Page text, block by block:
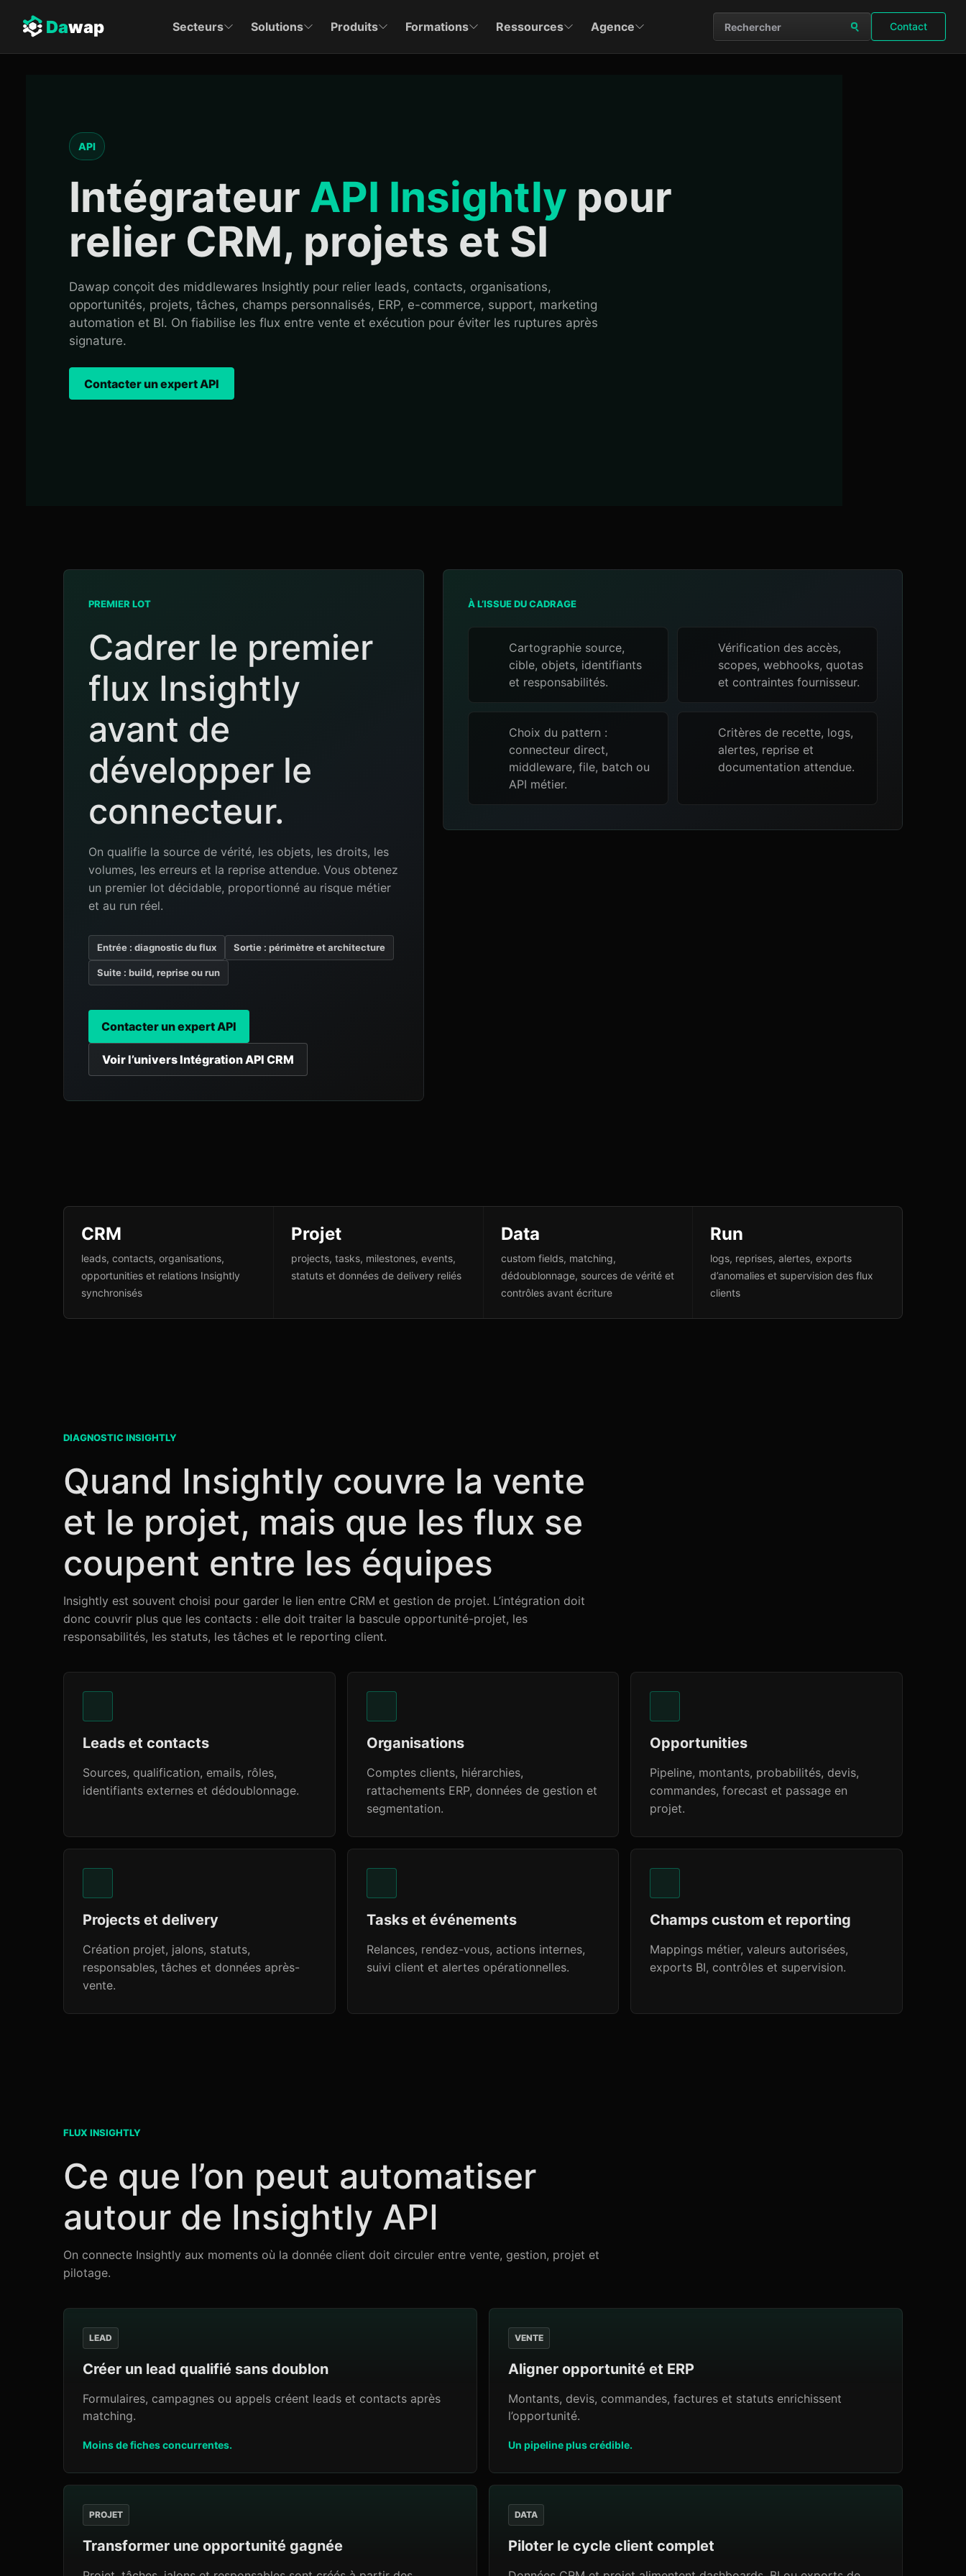
Dawap Secteurs Solutions Produits Formations Ressources Agence
Rechercher sur le site
Contact
API
Intégrateur API Insightly pour
relier CRM, projets et SI
Dawap conçoit des middlewares Insightly pour relier leads, contacts, organisations,
opportunités, projets, tâches, champs personnalisés, ERP, e-commerce, support, marketing
automation et BI. On fiabilise les flux entre vente et exécution pour éviter les ruptures après
signature.
Contacter un expert API
PREMIER LOT
Cadrer le premier
flux Insightly
avant de
développer le
connecteur.
On qualifie la source de vérité, les objets, les droits, les
volumes, les erreurs et la reprise attendue. Vous obtenez
un premier lot décidable, proportionné au risque métier
et au run réel.
Entrée : diagnostic du flux Sortie : périmètre et architecture
Suite : build, reprise ou run
Contacter un expert API
Voir l’univers Intégration API CRM
À L’ISSUE DU CADRAGE
Cartographie source,
cible, objets, identifiants
et responsabilités.
Vérification des accès,
scopes, webhooks, quotas
et contraintes fournisseur.
Choix du pattern :
connecteur direct,
middleware, file, batch ou
API métier.
Critères de recette, logs,
alertes, reprise et
documentation attendue.
CRM
leads, contacts, organisations,
opportunities et relations Insightly
synchronisés
Projet
projects, tasks, milestones, events,
statuts et données de delivery reliés
Data
custom fields, matching,
dédoublonnage, sources de vérité et
contrôles avant écriture
Run
logs, reprises, alertes, exports
d’anomalies et supervision des flux
clients
DIAGNOSTIC INSIGHTLY
Quand Insightly couvre la vente
et le projet, mais que les flux se
coupent entre les équipes
Insightly est souvent choisi pour garder le lien entre CRM et gestion de projet. L’intégration doit
donc couvrir plus que les contacts : elle doit traiter la bascule opportunité-projet, les
responsabilités, les statuts, les tâches et le reporting client.
Leads et contacts
Sources, qualification, emails, rôles,
identifiants externes et dédoublonnage.
Organisations
Comptes clients, hiérarchies,
rattachements ERP, données de gestion et
segmentation.
Opportunities
Pipeline, montants, probabilités, devis,
commandes, forecast et passage en
projet.
Projects et delivery
Création projet, jalons, statuts,
responsables, tâches et données après-
vente.
Tasks et événements
Relances, rendez-vous, actions internes,
suivi client et alertes opérationnelles.
Champs custom et reporting
Mappings métier, valeurs autorisées,
exports BI, contrôles et supervision.
FLUX INSIGHTLY
Ce que l’on peut automatiser
autour de Insightly API
On connecte Insightly aux moments où la donnée client doit circuler entre vente, gestion, projet et
pilotage.
LEAD
Créer un lead qualifié sans doublon
Formulaires, campagnes ou appels créent leads et contacts après
matching.
Moins de fiches concurrentes.
VENTE
Aligner opportunité et ERP
Montants, devis, commandes, factures et statuts enrichissent
l’opportunité.
Un pipeline plus crédible.
PROJET
Transformer une opportunité gagnée
DATA
Piloter le cycle client complet